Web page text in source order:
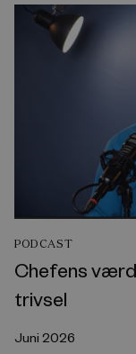
PODCAST
Chefens
trivsel
Juni 2026